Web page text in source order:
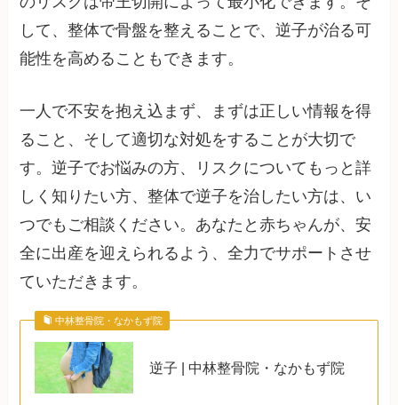
して、整体で骨盤を整えることで、逆子が治る可
能性を高めることもできます。
一人で不安を抱え込まず、まずは正しい情報を得
ること、そして適切な対処をすることが大切で
す。逆子でお悩みの方、リスクについてもっと詳
しく知りたい方、整体で逆子を治したい方は、い
つでもご相談ください。あなたと赤ちゃんが、安
全に出産を迎えられるよう、全力でサポートさせ
ていただきます。
中林整骨院・なかもず院
逆子 | 中林整骨院・なかもず院